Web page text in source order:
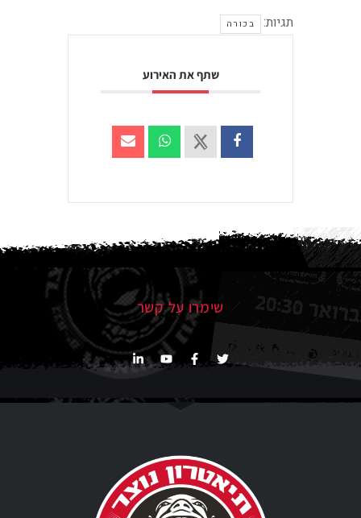
תגיות: בכורה
שתף את האירוע
שימרו על קשר